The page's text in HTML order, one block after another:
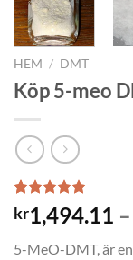
HEM / DMT
Köp 5-meo
Betygsatt
5.00av 5
1
kundrecension
kr1,494.11 –
5-MeO-DMT, är